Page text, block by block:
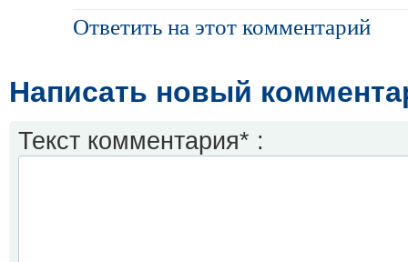
Ответить на этот комментарий
Написать новый
Текст комментария* :